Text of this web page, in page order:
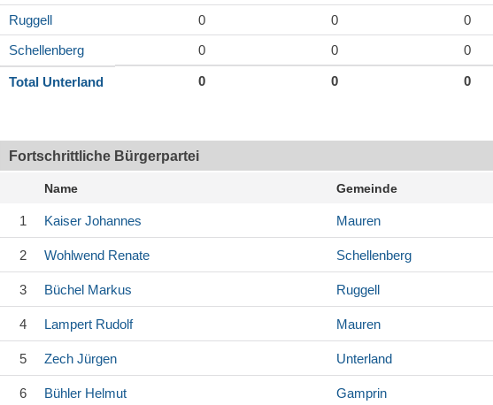
Ruggell
0 0 0
Schellenberg
0 0 0
Total Unterland 0 0 0
Fortschrittliche Bürgerpartei
Name Gemeinde
1 Kaiser Johannes Mauren
2 Wohlwend Renate Schellenberg
3 Büchel Markus Ruggell
4 Lampert Rudolf Mauren
5 Zech Jürgen Unterland
6 Bühler Helmut Gamprin